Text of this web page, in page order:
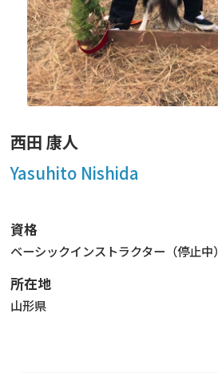
西田 康人
Yasuhito Nishida
資格
ベーシックインストラクター（停止中）
所在地
山形県